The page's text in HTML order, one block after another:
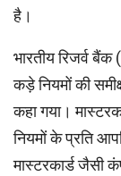
है।
भारतीय रिजर्व
कड़े नियमों की
कहा गया।
नियमों के प्रति
मास्टरकार्ड जैसी